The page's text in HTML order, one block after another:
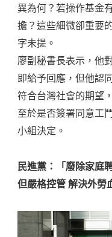
異為何？若操作基金
擔？這些細微卻重要
字未提。
廖副秘書長表示，他
即給予回應，但他認
符合台灣社會的期望
至於是否簽署同意工
小組決定。
民進黨：「廢除家庭
但嚴格控管 解決外勞